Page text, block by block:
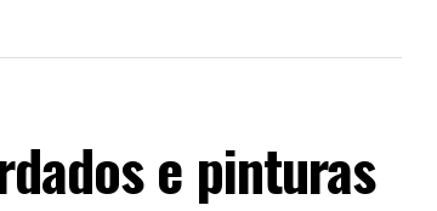
e pinturas